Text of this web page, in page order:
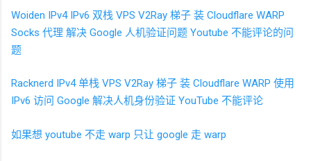
Woiden IPv4 IPv6 双栈 VPS V2Ray 梯子 装 Cloudflare WARP
Socks 代理 解决 Google 人机验证问题 Youtube 不能评论的问
题
Racknerd IPv4 单栈 VPS V2Ray 梯子 装 Cloudflare WARP 使用
IPv6 访问 Google 解决人机身份验证 YouTube 不能评论
如果想 youtube 不走 warp 只让 google 走 warp